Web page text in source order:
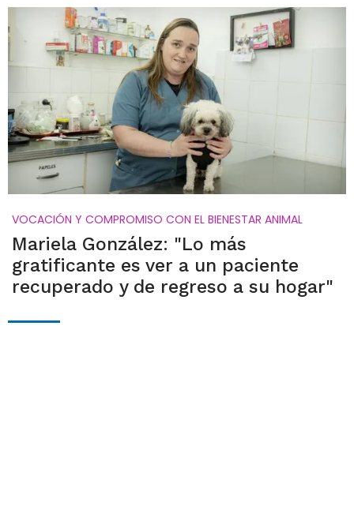
VOCACIÓN Y COMPROMISO CON EL BIENESTAR ANIMAL
Mariela González: "Lo más
gratificante es ver a un paciente
recuperado y de regreso a su hogar"